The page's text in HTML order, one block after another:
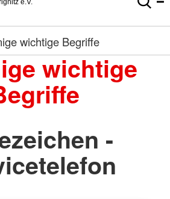
e.V.
wichtige Begriffe
wichtige
-